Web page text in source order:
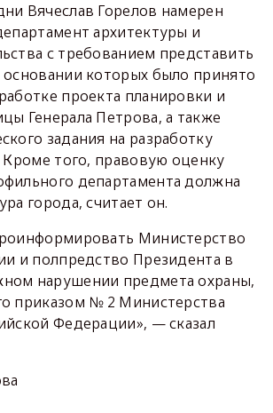
Вячеслав Горелов намерен
архитектуры и
с требованием представить
которых было принято
проекта планировки и
Генерала Петрова, а также
задания на разработку
Кроме того, правовую оценку
департамента должна
города, считает он.
Министерство
и полпредство Президента в
нарушении предмета охраны,
приказом № 2 Министерства
Федерации», — сказал